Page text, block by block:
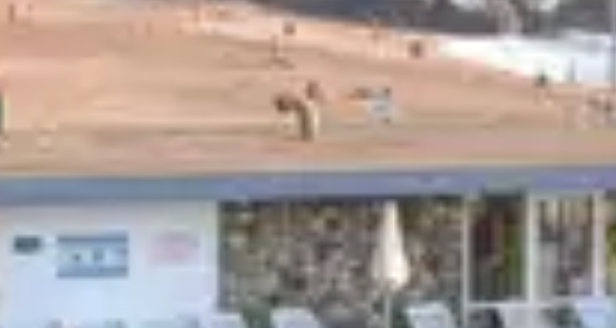
Les maisons des vignerons
Fabriquées en pierres et semi-enterrées ces maisons abritent au rez-de-chaussée la cave et le
composer de plusieurs étages à colombages, plus ou moins nombreux selon la richesse de la
Les maisons édifiées en un seul bloc regroupant habitation et étable, sont constituées de petites
Alignées côte à côte, ces maisons typiques s’imposent dignement pour former des ruelles
nombreux artistes régionaux ont su mettre en valeur. Les cours intérieures ne sont que
Le péril des maisons à
Ces logements dans lesquels vivaient fermiers et vignerons, puis les citadins, disparaissent peu à
maisons à colombages alsaciennes
s’effacent du paysage alsacien chaque année. Bruno de
sauvegarde des maisons alsaciennes, craint que ces bâtisses ne soient sacrifiées :
coûteuse, communes qui exercent leur droit de préemption afin de construire des parkings,
patrimoine architectural et culturel reste tributaire de la bienveillance des associations et des
Selon Guy Macchi, président bénévole de l’
Ecomusée d’Alsace
, les maires sont pourtant les
architecturale alsacienne